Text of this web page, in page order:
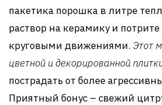
пакетика порошка в литре
раствор на керамику и
круговыми движениями. Этот
цветной и декорированной
пострадать от более
Приятный бонус – свежий